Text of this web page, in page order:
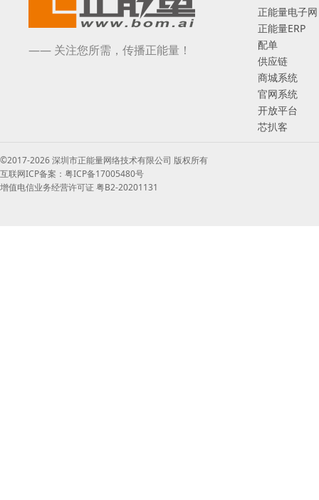
—— 关注您所需，传播正能量！
正能量电子网
正能量ERP
配单
供应链
商城系统
官网系统
开放平台
芯扒客
©2017-2026 深圳市正能量网络技术有限公司 版权所有
互联网ICP备案：粤ICP备17005480号
增值电信业务经营许可证 粤B2-20201131